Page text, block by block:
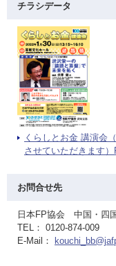
チラシデータ
くらしとお金 講演会
させていただきます）
お問合せ先
日本FP協会 中国・四
TEL： 0120-874-009
E-Mail：